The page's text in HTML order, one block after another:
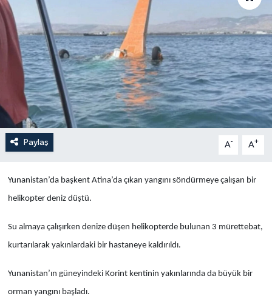
Paylaş A- A+
Yunanistan’da başkent Atina’da çıkan yangını söndürmeye çalışan bir
helikopter deniz düştü.
Su almaya çalışırken denize düşen helikopterde bulunan 3 mürettebat,
kurtarılarak yakınlardaki bir hastaneye kaldırıldı.
Yunanistan’ın güneyindeki Korint kentinin yakınlarında da büyük bir
orman yangını başladı.
Anali̇z
Bi̇li̇m & Teknoloji̇
Dünya
Eği̇ti̇m